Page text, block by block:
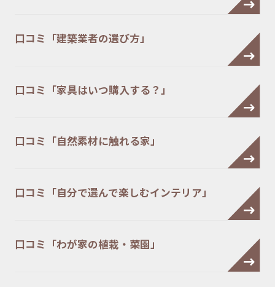
口コミ「建築業者の選び方」
口コミ「家具はいつ購入する？」
口コミ「自然素材に触れる家」
口コミ「自分で選んで楽しむインテリア」
口コミ「わが家の植栽・菜園」